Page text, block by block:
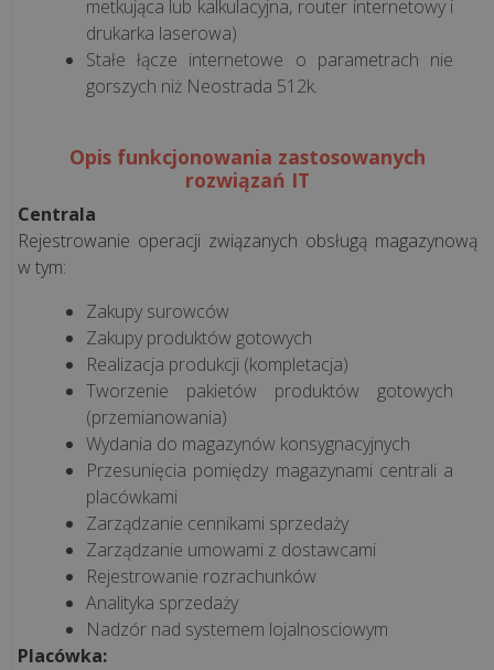
Rodzaje
gastronomii
Rozwiązania
Terminal
płatniczy
Kontrolny
M/platform
BLOG
metkująca lub kalkulacyjna, router internetowy i
drukarka laserowa)
Stałe łącze internetowe o parametrach nie
gorszych niż Neostrada 512k.
Opis funkcjonowania zastosowanych
rozwiązań IT
Centrala
Rejestrowanie operacji związanych obsługą magazynową
w tym:
Zakupy surowców
Zakupy produktów gotowych
Realizacja produkcji (kompletacja)
Tworzenie pakietów produktów gotowych
(przemianowania)
Wydania do magazynów konsygnacyjnych
Przesunięcia pomiędzy magazynami centrali a
placówkami
Zarządzanie cennikami sprzedaży
Zarządzanie umowami z dostawcami
Rejestrowanie rozrachunków
Analityka sprzedaży
Nadzór nad systemem lojalnosciowym
Placówka: